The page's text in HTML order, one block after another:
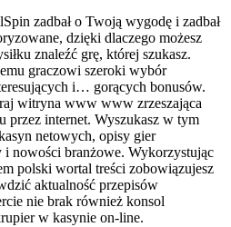
zadbał o Twoją wygodę i zadbał
dzięki dlaczego możesz
znaleźć grę, której szukasz.
graczowi szeroki wybór
i… gorących bonusów.
witryna www www zrzeszająca
przez internet. Wyszukasz w tym
netowych, opisy gier
i nowości branżowe. Wykorzystując
polski wortal treści zobowiązujesz
aktualność przepisów
nie brak również konsol
w kasynie on-line.